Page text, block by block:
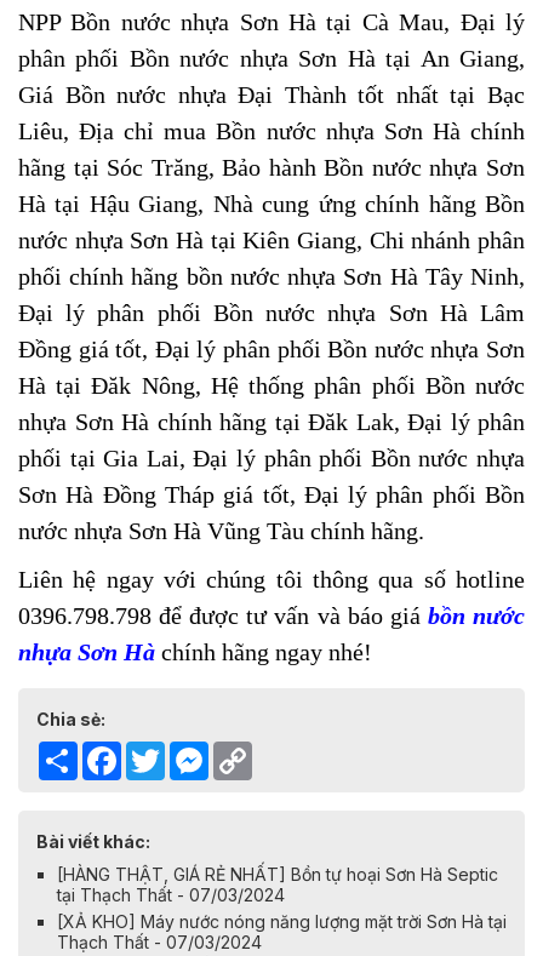
NPP Bồn nước nhựa Sơn Hà tại Cà Mau, Đại lý
phân phối Bồn nước nhựa Sơn Hà tại An Giang,
Giá Bồn nước nhựa Đại Thành tốt nhất tại Bạc
Liêu, Địa chỉ mua Bồn nước nhựa Sơn Hà chính
hãng tại Sóc Trăng, Bảo hành Bồn nước nhựa Sơn
Hà tại Hậu Giang, Nhà cung ứng chính hãng Bồn
nước nhựa Sơn Hà tại Kiên Giang, Chi nhánh phân
phối chính hãng bồn nước nhựa Sơn Hà Tây Ninh,
Đại lý phân phối Bồn nước nhựa Sơn Hà Lâm
Đồng giá tốt, Đại lý phân phối Bồn nước nhựa Sơn
Hà tại Đăk Nông, Hệ thống phân phối Bồn nước
nhựa Sơn Hà chính hãng tại Đăk Lak, Đại lý phân
phối tại Gia Lai,Đại lý phân phối Bồn nước nhựa
Sơn Hà Đồng Tháp giá tốt, Đại lý phân phối Bồn
nước nhựa Sơn Hà Vũng Tàu chính hãng.
Liên hệ ngay với chúng tôi thông qua số hotline
0396.798.798 để được tư vấn và báo giá bồn nước
nhựa Sơn Hà chính hãng ngay nhé!
Chia sẻ:
Share Facebook
TwitterMessenger
Bài viết khác:
[HÀNG THẬT, GIÁ RẺ NHẤT] Bồn tự hoại Sơn Hà Septic
tại Thạch Thất - 07/03/2024
[XẢ KHO] Máy nước nóng năng lượng mặt trời Sơn Hà tại
Thạch Thất - 07/03/2024